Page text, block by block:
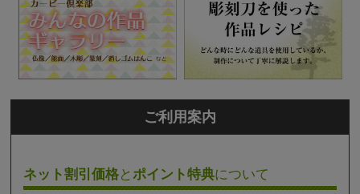
ご利用案内
ネット割引価格とポイント特典について